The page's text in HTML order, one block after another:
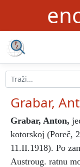
Grabar,
Grabar, Anton,
kotorskoj (Poreč,
11.II.1918). Po
Austroug. ratnu